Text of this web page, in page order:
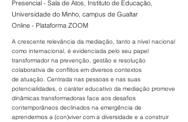
Presencial - Sala de Atos, Instituto de Educação,
Universidade do Minho, campus de Gualtar
Online - Plataforma ZOOM
A crescente relevância da mediação, tanto a nível nacional
como internacional, é evidenciada pelo seu papel
transformador na prevenção, gestão e resolução
colaborativa de conflitos em diversos contextos
de atuação. Centrada nas pessoas e nas suas
potencialidades, o caráter educativo da mediação promove
dinâmicas transformadoras face aos desafios
contemporâneos declinados na emergência de
aprendermos a (con)viver com a diversidade e a construir